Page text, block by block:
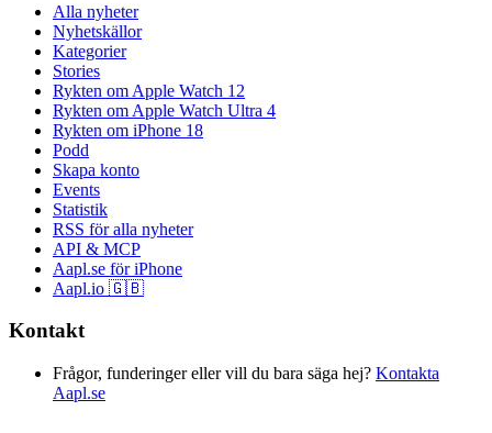
Alla nyheter
Nyhetskällor
Kategorier
Stories
Rykten om Apple Watch 12
Rykten om Apple Watch Ultra 4
Rykten om iPhone 18
Podd
Skapa konto
Events
Statistik
RSS för alla nyheter
API & MCP
Aapl.se för iPhone
Aapl.io 🇬🇧
Kontakt
Frågor, funderinger eller vill du bara säga hej? Kontakta
Aapl.se